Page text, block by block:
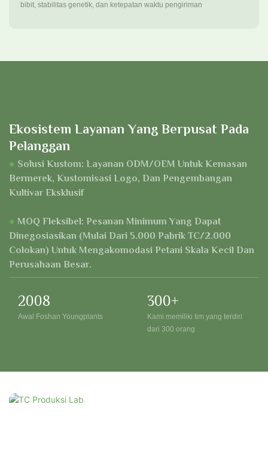
bibit, stabilitas genetik, dan ketepatan waktu pengiriman
Ekosistem Layanan Yang Berpusat Pada
Pelanggan
● Solusi Kustom: Layanan ODM/OEM Untuk Kemasan
Bermerek, Kustomisasi Logo, Dan Pengembangan
Kultivar Eksklusif
● MOQ Fleksibel: Pesanan Minimum Yang Dapat
Dinegosiasikan (mulai Dari 5.000 Pabrik TC/2.000
Colokan) Untuk Mengakomodasi Petani Skala Kecil Dan
Perusahaan Besar.
2008
Awal Foshan Youngplants
300+
Kami memiliki tim yang terdiri
dari 300 orang